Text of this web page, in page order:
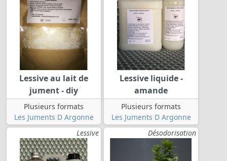
Lessive au lait de
jument - diy
Plusieurs formats
Les Juments D Argonne
Lessive liquide -
amande
Plusieurs formats
Les Juments D Argonne
Lessive
Désodorisation